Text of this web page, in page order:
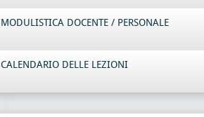
MODULISTICA DOCENTE / PERSONALE
CALENDARIO DELLE LEZIONI